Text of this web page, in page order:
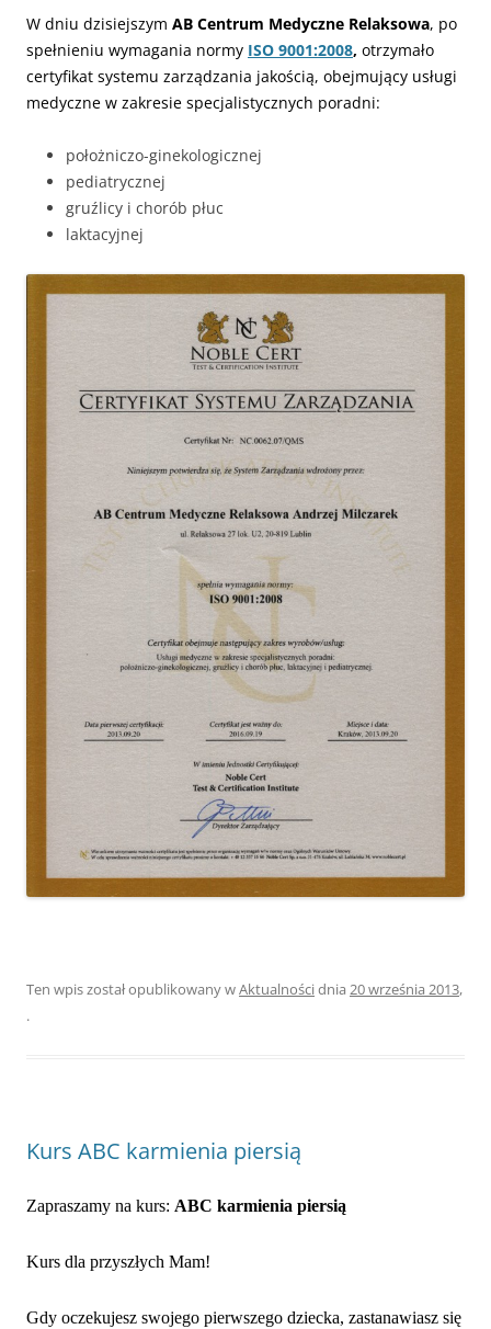
W dniu dzisiejszym AB Centrum Medyczne Relaksowa, po
spełnieniu wymagania normy ISO 9001:2008, otrzymało
certyfikat systemu zarządzania jakością, obejmujący usługi
medyczne w zakresie specjalistycznych poradni:
położniczo-ginekologicznej
pediatrycznej
gruźlicy i chorób płuc
laktacyjnej
Ten wpis został opublikowany wAktualnościdnia 20 września 2013,
.
Kurs ABC karmienia piersią
Zapraszamy na kurs: ABC karmienia piersią
Kurs dla przyszłych Mam!
Gdy oczekujesz swojego pierwszego dziecka, zastanawiasz się